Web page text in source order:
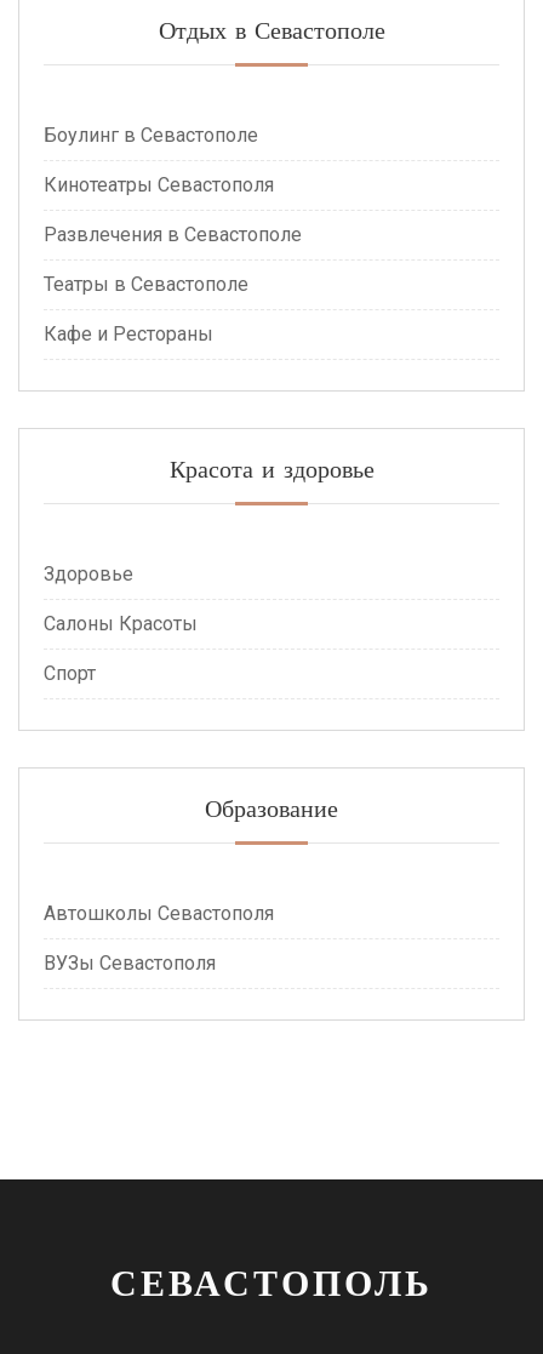
Отдых в Севастополе
Боулинг в Севастополе
Кинотеатры Севастополя
Развлечения в Севастополе
Театры в Севастополе
Кафе и Рестораны
Красота и здоровье
Здоровье
Салоны Красоты
Спорт
Образование
Автошколы Севастополя
ВУЗы Севастополя
СЕВАСТОПОЛЬ